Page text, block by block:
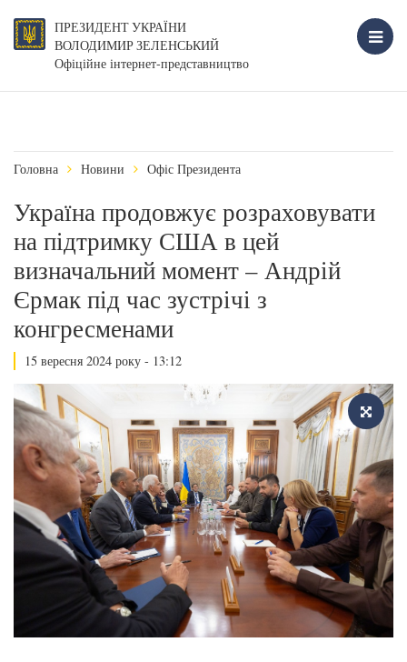
ПРЕЗИДЕНТ УКРАЇНИ
ВОЛОДИМИР ЗЕЛЕНСЬКИЙ
Офіційне інтернет-представництво
Головна Новини Офіс Президента
Україна продовжує розраховувати
на підтримку США в цей
визначальний момент – Андрій
Єрмак під час зустрічі з
конгресменами
15 вересня 2024 року - 13:12